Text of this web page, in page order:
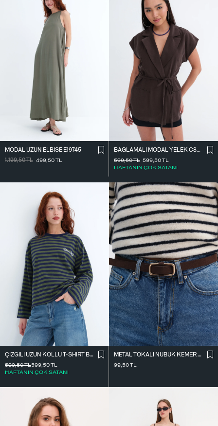
MODAL UZUN ELBISE E19745
1.199,50TL 499,50TL
BAĞLAMALI MODAL YELEK C8021
599,50TL
HAFTANIN ÇOK SATANI
599,50TL
ÇIZGILI UZUN KOLLU T-SHIRT B10644
599,50TL
HAFTANIN ÇOK SATANI
599,50TL
METAL TOKALI NUBUK KEMER K2004-1
99,50TL